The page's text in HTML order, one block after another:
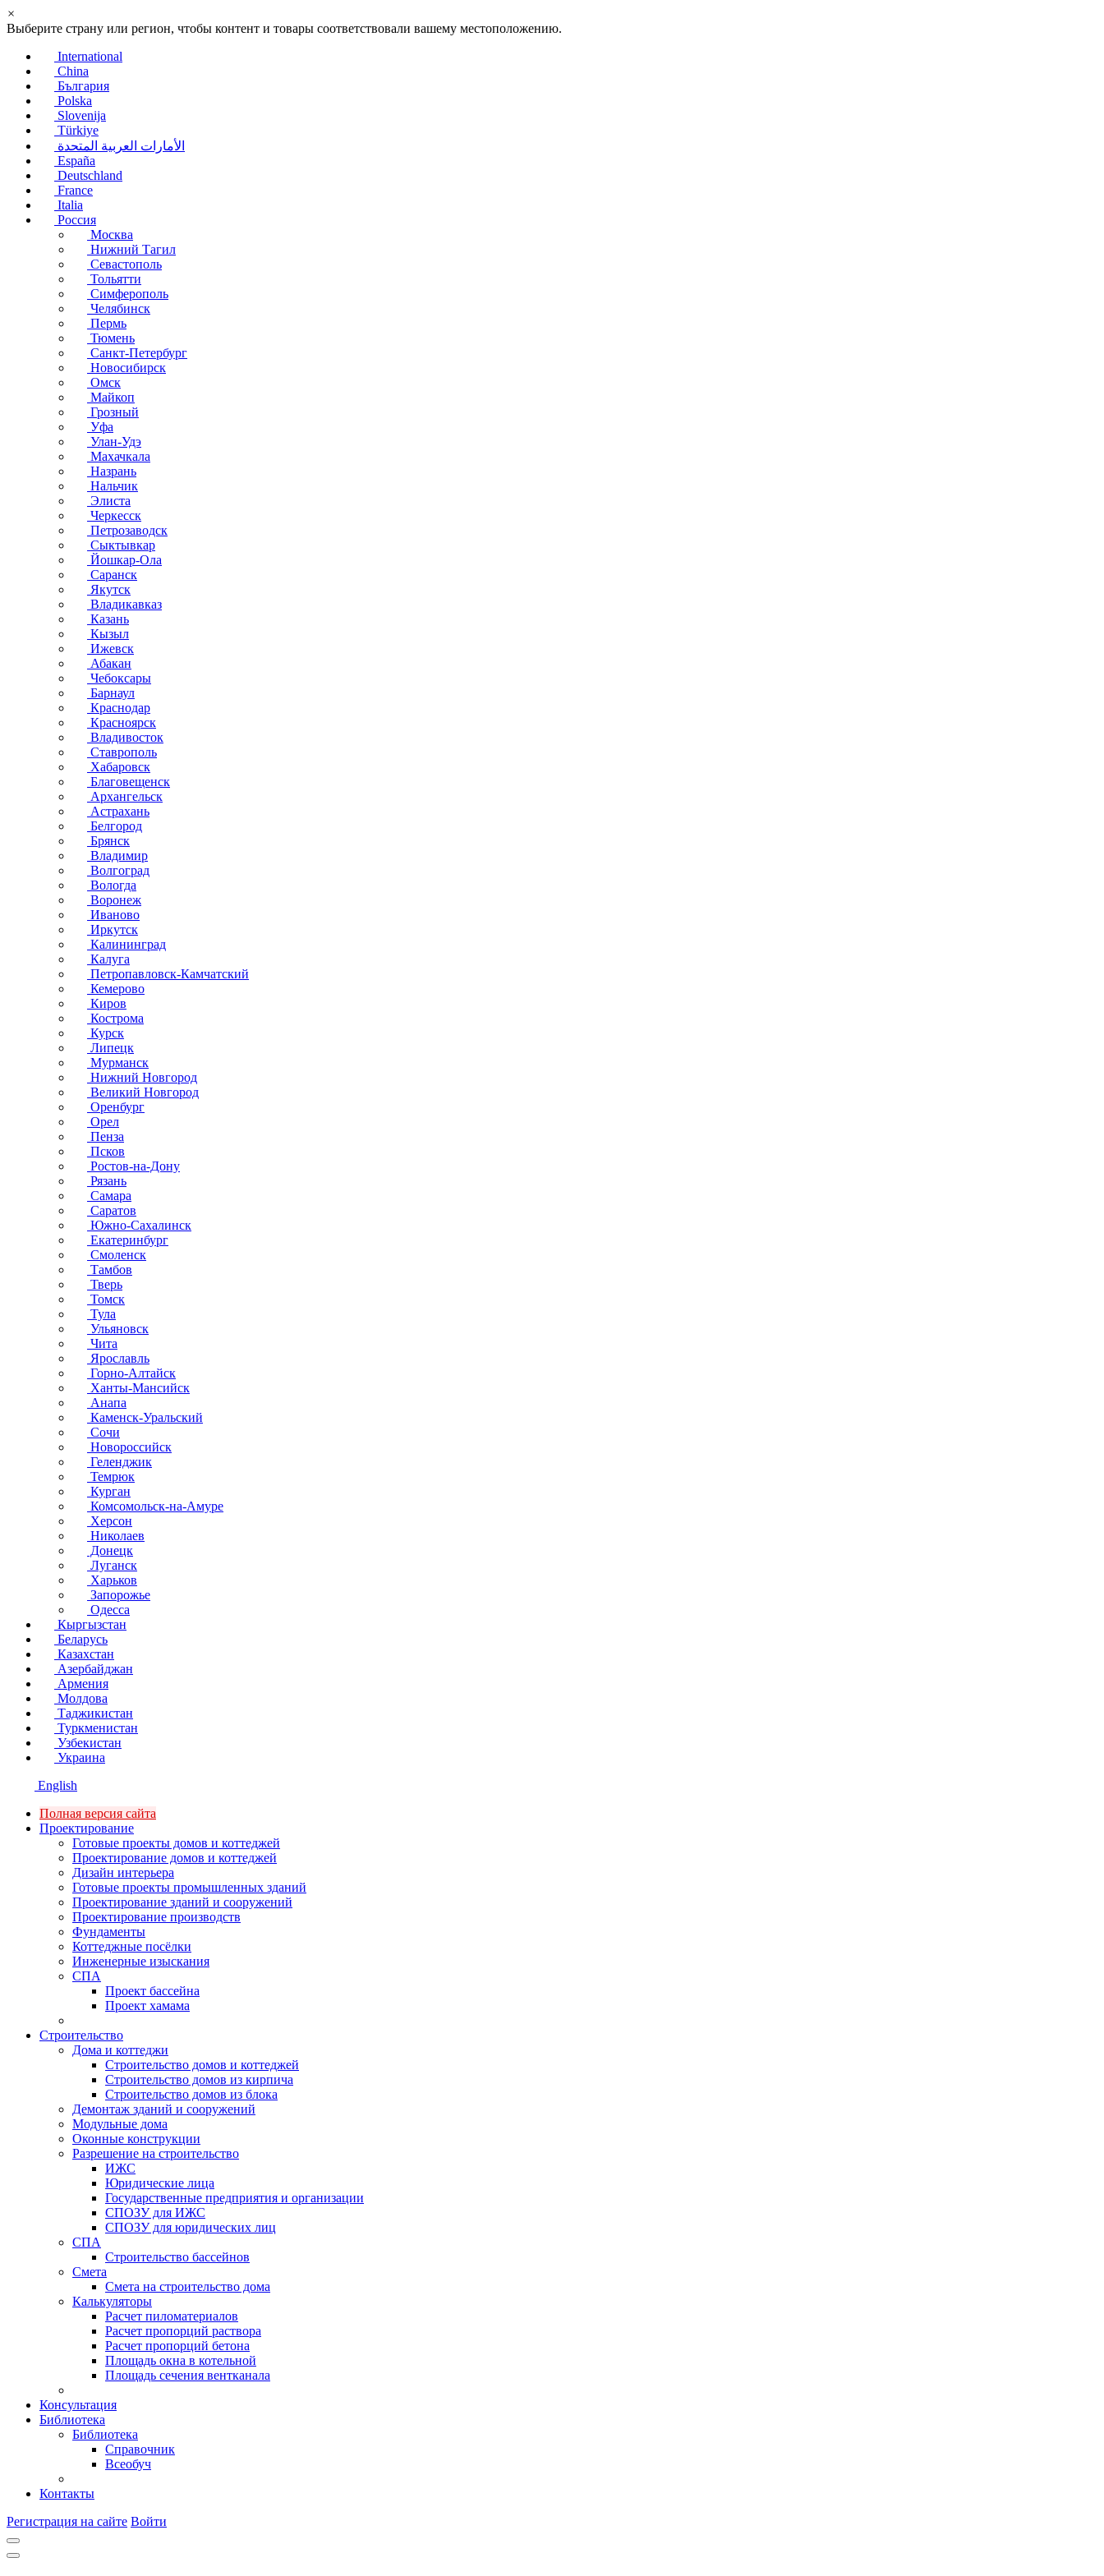
×
Выберите страну или регион, чтобы контент и товары соответствовали вашему местоположению.
International
China
България
Polska
Slovenija
Türkiye
الأمارات العربية المتحدة
España
Deutschland
France
Italia
Россия
Москва
Нижний Тагил
Севастополь
Тольятти
Симферополь
Челябинск
Пермь
Тюмень
Санкт-Петербург
Новосибирск
Омск
Майкоп
Грозный
Уфа
Улан-Удэ
Махачкала
Назрань
Нальчик
Элиста
Черкесск
Петрозаводск
Сыктывкар
Йошкар-Ола
Саранск
Якутск
Владикавказ
Казань
Кызыл
Ижевск
Абакан
Чебоксары
Барнаул
Краснодар
Красноярск
Владивосток
Ставрополь
Хабаровск
Благовещенск
Архангельск
Астрахань
Белгород
Брянск
Владимир
Волгоград
Вологда
Воронеж
Иваново
Иркутск
Калининград
Калуга
Петропавловск-Камчатский
Кемерово
Киров
Кострома
Курск
Липецк
Мурманск
Нижний Новгород
Великий Новгород
Оренбург
Орел
Пенза
Псков
Ростов-на-Дону
Рязань
Самара
Саратов
Южно-Сахалинск
Екатеринбург
Смоленск
Тамбов
Тверь
Томск
Тула
Ульяновск
Чита
Ярославль
Горно-Алтайск
Ханты-Мансийск
Анапа
Каменск-Уральский
Сочи
Новороссийск
Геленджик
Темрюк
Курган
Комсомольск-на-Амуре
Херсон
Николаев
Донецк
Луганск
Харьков
Запорожье
Одесса
Кыргызстан
Беларусь
Казахстан
Азербайджан
Армения
Молдова
Таджикистан
Туркменистан
Узбекистан
Украина
English
Полная версия сайта
Проектирование
Готовые проекты домов и коттеджей
Проектирование домов и коттеджей
Дизайн интерьера
Готовые проекты промышленных зданий
Проектирование зданий и сооружений
Проектирование производств
Фундаменты
Коттеджные посёлки
Инженерные изыскания
СПА
Проект бассейна
Проект хамама
Строительство
Дома и коттеджи
Строительство домов и коттеджей
Строительство домов из кирпича
Строительство домов из блока
Демонтаж зданий и сооружений
Модульные дома
Оконные конструкции
Разрешение на строительство
ИЖС
Юридические лица
Государственные предприятия и организации
СПОЗУ для ИЖС
СПОЗУ для юридических лиц
СПА
Строительство бассейнов
Смета
Смета на строительство дома
Калькуляторы
Расчет пиломатериалов
Расчет пропорций раствора
Расчет пропорций бетона
Площадь окна в котельной
Площадь сечения вентканала
Консультация
Библиотека
Библиотека
Справочник
Всеобуч
Контакты
Регистрация на сайте Войти